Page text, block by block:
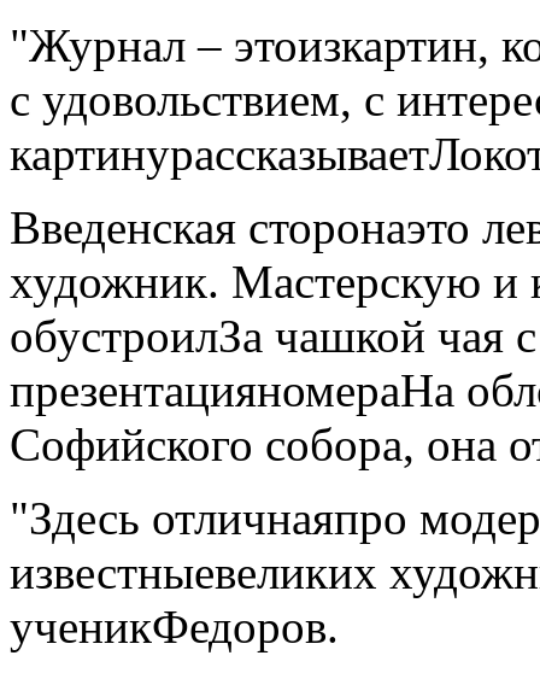
"Журнал – этоизкартин,
с удовольствием, с
картинурассказывает
Введенская сторонаэто
художник. Мастерскую и
обустроилЗа чашкой чая
презентацияномераНа
Софийского собора, она
"Здесь отличнаяпро
известныевеликих
ученикФедоров.